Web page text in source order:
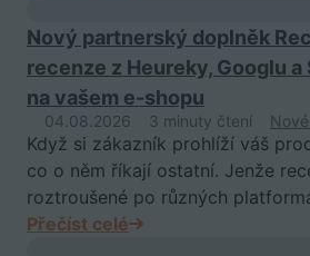
Nový partnerský doplněk
recenze z Heureky, Googlu a
na vašem e-shopu
04.08.2026 3 minuty čtení
Když si zákazník prohlíží váš
co o něm říkají ostatní. Jenže
roztroušené po různých
Přečíst celé